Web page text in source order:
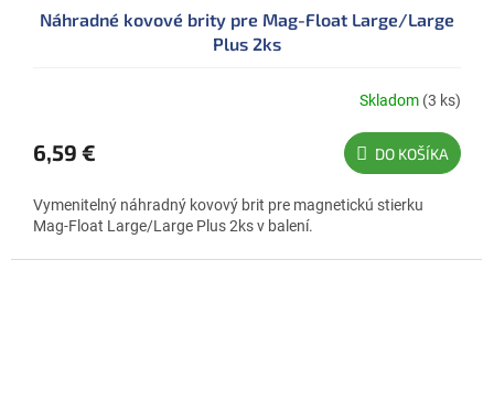
Náhradné kovové brity pre Mag-Float Large/Large
Plus 2ks
Skladom (3 ks)
6,59 € DO KOŠÍKA
Vymenitelný náhradný kovový brit pre magnetickú stierku
Mag-Float Large/Large Plus 2ks v balení.